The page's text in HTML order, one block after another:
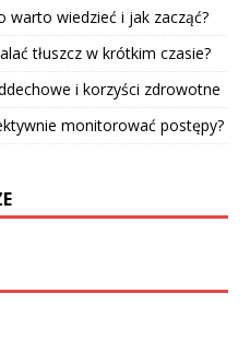
warto wiedzieć i jak zacząć?
tłuszcz w krótkim czasie?
i korzyści zdrowotne
monitorować postępy?